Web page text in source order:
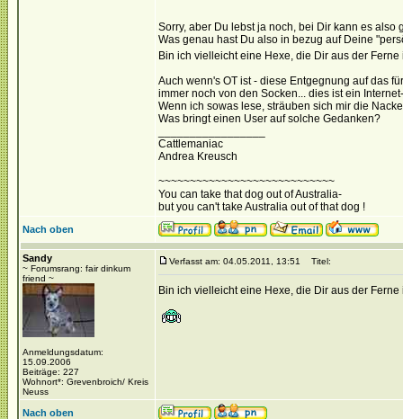
Sorry, aber Du lebst ja noch, bei Dir kann es
Was genau hast Du also in bezug auf Deine
Bin ich vielleicht eine Hexe, die Dir aus der
Auch wenn's OT ist - diese Entgegnung auf das
immer noch von den Socken... dies ist ein
Wenn ich sowas lese, sträuben sich mir die
Was bringt einen User auf solche Gedanken?
Cattlemaniac
Andrea Kreusch
~~~~~~~~~~~~~~~~~~~~~~~~~~~~
You can take that dog out of Australia-
but you can't take Australia out of that dog !
Nach oben
Sandy
~ Forumsrang: fair dinkum
friend ~
Anmeldungsdatum:
15.09.2006
Beiträge: 227
Wohnort*: Grevenbroich/ Kreis
Neuss
Verfasst am: 04.05.2011, 13:51 Titel:
Bin ich vielleicht eine Hexe, die Dir aus der
Nach oben